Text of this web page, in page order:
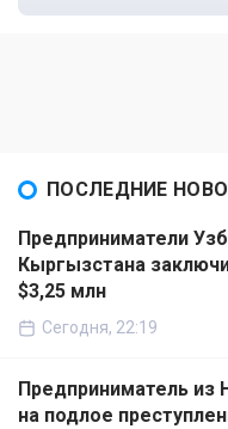
ПОСЛЕДНИЕ
Предприниматели
Кыргызстана
$3,25 млн
Сегодня, 22:19
Предприниматель из
на подлое